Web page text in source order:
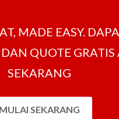
MADE EASY.
QUOTE
SEKARANG
MULAI SEKARANG